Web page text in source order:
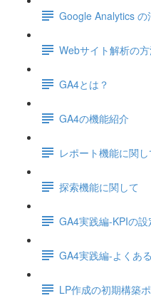
Google Analytics の
Webサイト解析の
GA4とは？
GA4の機能紹介
レポート機能に関し
探索機能に関して
GA4実践編-KPIの設
GA4実践編-よくあ
LP作成の初期構築